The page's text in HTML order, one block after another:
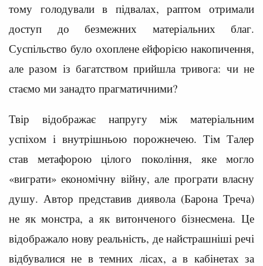
тому голодували в підвалах, раптом отримали
доступ до безмежних матеріальних благ.
Суспільство було охоплене ейфорією накопичення,
але разом із багатством прийшла тривога: чи не
стаємо ми занадто прагматичними?
Твір відображає напругу між матеріальним
успіхом і внутрішньою порожнечею. Тім Талер
став метафорою цілого покоління, яке могло
«виграти» економічну війну, але програти власну
душу. Автор представив диявола (Барона Треча)
не як монстра, а як витонченого бізнесмена. Це
відображало нову реальність, де найстрашніші речі
відбувалися не в темних лісах, а в кабінетах за